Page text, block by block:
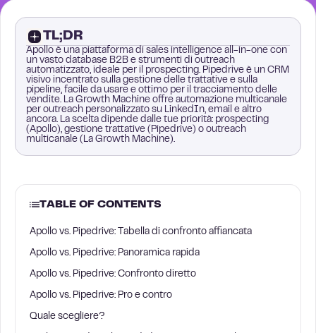
TL;DR
Apollo è una piattaforma di sales intelligence all-in-one con
un vasto database B2B e strumenti di outreach
automatizzato, ideale per il prospecting. Pipedrive è un CRM
visivo incentrato sulla gestione delle trattative e sulla
pipeline, facile da usare e ottimo per il tracciamento delle
vendite. La Growth Machine offre automazione multicanale
per outreach personalizzato su LinkedIn, email e altro
ancora. La scelta dipende dalle tue priorità: prospecting
(Apollo), gestione trattative (Pipedrive) o outreach
multicanale (La Growth Machine).
TABLE OF CONTENTS
Apollo vs. Pipedrive: Tabella di confronto affiancata
Apollo vs. Pipedrive: Panoramica rapida
Apollo vs. Pipedrive: Confronto diretto
Apollo vs. Pipedrive: Pro e contro
Quale scegliere?